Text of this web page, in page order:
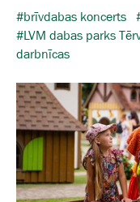
#brīvdabas koncerts
#LVM dabas parks
darbnīcas